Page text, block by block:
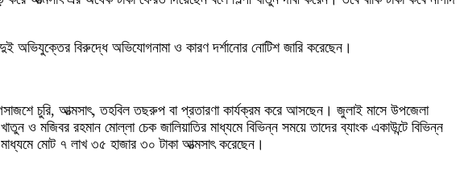
অভিযুক্তের বিরুদ্ধে অভিযোগনামা ও কারণ দর্শানোর নোটিশ জারি করেছেন।
চুরি, আত্মসাৎ, তহবিল তছরুপ বা প্রতারণা কার্যক্রম করে আসছেন। জুলাই মাসে উপজেলা
ও মজিবর রহমান মোল্লা চেক জালিয়াতির মাধ্যমে বিভিন্ন সময়ে তাদের ব্যাংক একাউন্টে বিভিন্ন
মোট ৭ লাখ ৩৫ হাজার ৩০ টাকা আত্মসাৎ করেছেন।